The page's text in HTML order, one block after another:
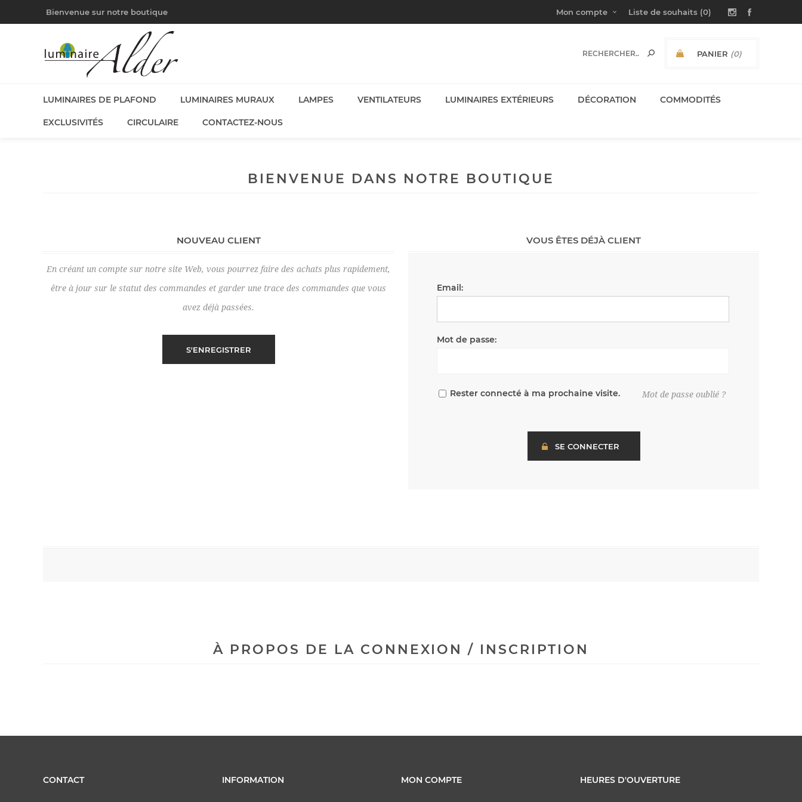
Bienvenue sur notre boutique Mon compte Liste de souhaits (0)
PANIER (0)
LUMINAIRES DE PLAFOND LUMINAIRES MURAUX LAMPES VENTILATEURS LUMINAIRES EXTÉRIEURS DÉCORATION COMMODITÉS
EXCLUSIVITÉS CIRCULAIRE CONTACTEZ-NOUS
BIENVENUE DANS NOTRE BOUTIQUE
NOUVEAU CLIENT
En créant un compte sur notre site Web, vous pourrez faire des achats plus rapidement,
être à jour sur le statut des commandes et garder une trace des commandes que vous
avez déjà passées.
VOUS ÊTES DÉJÀ CLIENT
Email:
Mot de passe:
Rester connecté à ma prochaine visite. Mot de passe oublié ?
À PROPOS DE LA CONNEXION / INSCRIPTION
CONTACT INFORMATION MON COMPTE HEURES D'OUVERTURE